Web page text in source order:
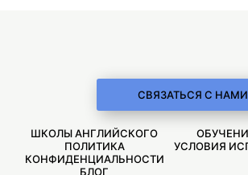
СВЯЗАТЬСЯ С НАМИ
ШКОЛЫ АНГЛИЙСКОГО
ПОЛИТИКА
КОНФИДЕНЦИАЛЬНОСТИ
УСЛОВИЯ
БЛОГ